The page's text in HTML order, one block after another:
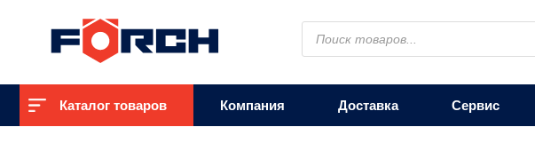
Поиск
товаров
Каталог товаров Компания Доставка Сервис